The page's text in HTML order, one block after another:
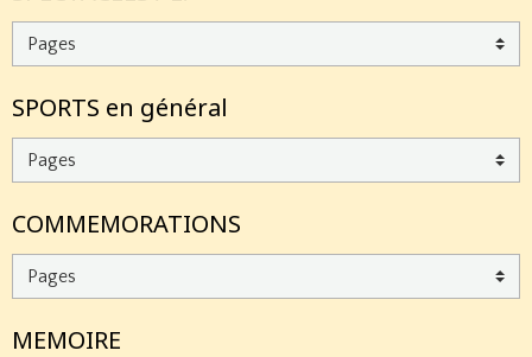
SPORTS en général
COMMEMORATIONS
MEMOIRE